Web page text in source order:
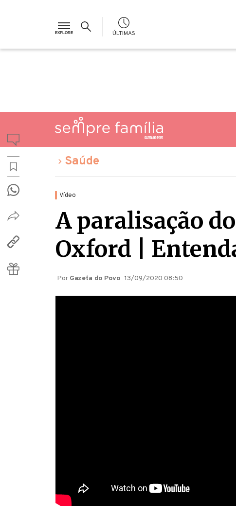
ÚLTIMAS
Saúde
Vídeo
A paralisação
Oxford |
Por Gazeta do Povo 13/09/2020 08:50